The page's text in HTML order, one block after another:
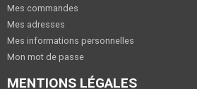
Mes commandes
Mes adresses
Mes informations personnelles
Mon mot de passe
MENTIONS LÉGALES